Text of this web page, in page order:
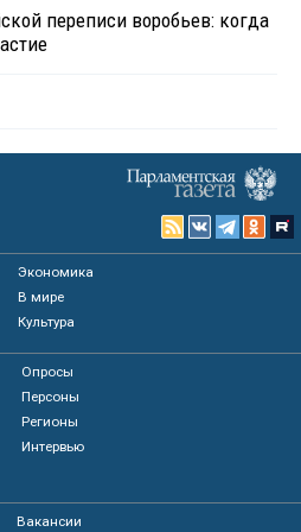
переписи воробьев: когда
Экономика
В мире
Культура
Опросы
Персоны
Регионы
Интервью
Вакансии